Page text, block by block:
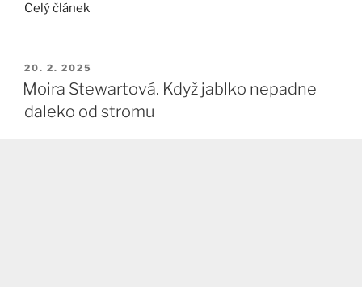
Celý článek
PUBLIKOVÁNO
20. 2. 2025
Moira Stewartová. Když jablko nepadne
daleko od stromu